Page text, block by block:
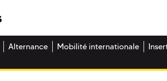
Alternance Mobilité internationale